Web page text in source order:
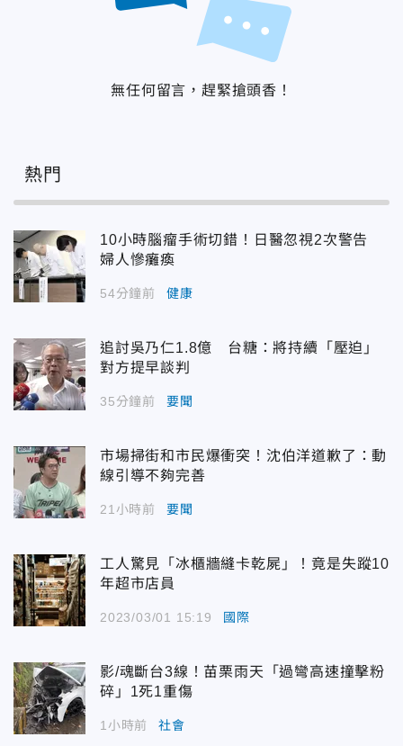
無任何留言，趕緊搶頭香！
熱門
10小時腦瘤手術切錯！日醫忽視2次警告
婦人慘癱瘓
54分鐘前 健康
追討吳乃仁1.8億 台糖：將持續「壓迫」
對方提早談判
35分鐘前 要聞
市場掃街和市民爆衝突！沈伯洋道歉了：動
線引導不夠完善
21小時前 要聞
工人驚見「冰櫃牆縫卡乾屍」！竟是失蹤10
年超市店員
2023/03/01 15:19 國際
影/魂斷台3線！苗栗雨天「過彎高速撞擊粉
碎」1死1重傷
1小時前 社會